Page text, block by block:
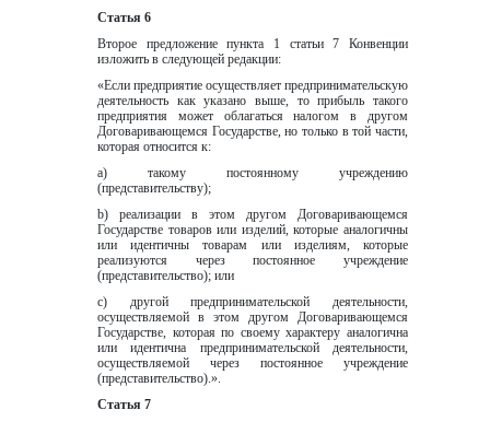
Статья 6
Второе предложение пункта 1 статьи 7 Конвенции
изложить в следующей редакции:
«Если предприятие осуществляет предпринимательскую
деятельность как указано выше, то прибыль такого
предприятия может облагаться налогом в другом
Договаривающемся Государстве, но только в той части,
которая относится к:
а) такому постоянному учреждению
(представительству);
b) реализации в этом другом Договаривающемся
Государстве товаров или изделий, которые аналогичны
или идентичны товарам или изделиям, которые
реализуются через постоянное учреждение
(представительство); или
c) другой предпринимательской деятельности,
осуществляемой в этом другом Договаривающемся
Государстве, которая по своему характеру аналогична
или идентична предпринимательской деятельности,
осуществляемой через постоянное учреждение
(представительство).».
Статья 7